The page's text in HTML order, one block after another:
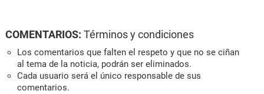
COMENTARIOS: Términos y condiciones
Los comentarios que falten el respeto y que no se ciñan
al tema de la noticia, podrán ser eliminados.
Cada usuario será el único responsable de sus
comentarios.